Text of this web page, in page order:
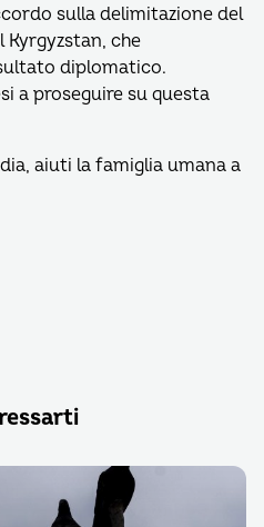
sulla delimitazione del
che
diplomatico.
a proseguire su questa
aiuti la famiglia umana a